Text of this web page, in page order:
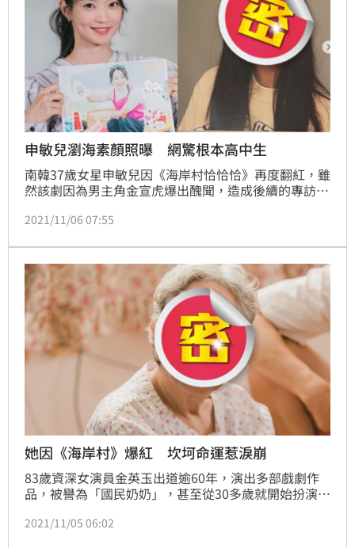
申敏兒瀏海素顏照曝 網驚根本高中生
南韓37歲女星申敏兒因《海岸村恰恰恰》再度翻紅，雖
然該劇因為男主角金宣虎爆出醜聞，造成後續的專訪與
響，目前正專心拍攝新戲《我們的藍調》，近日她曬出
才不到一天就吸引超過64萬人按讚朝聖。
2021/11/06 07:55
她因《海岸村》爆紅 坎坷命運惹淚崩
83歲資深女演員金英玉出道逾60年，演出多部戲劇作
品，被譽為「國民奶奶」，甚至從30多歲就開始扮演奶
「坎離奶奶」人氣爆紅，在《魷魚遊戲》、《智異山》
2021/11/05 06:02